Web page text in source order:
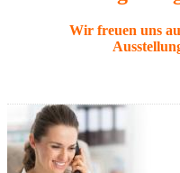
Wir freuen uns